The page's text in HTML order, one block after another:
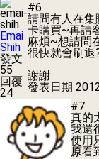
Emai
Shih
發文
55
回覆
24
#6
請問有人在集
卡購買~再請
麻煩~想請問
很快就會刷退
謝謝
發表日期
#7
真的
我還
使用
原看